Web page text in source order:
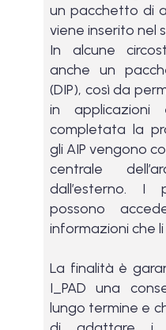
un pacchetto di
viene inserito nel
In alcune
anche un
(DIP), così da
in applicazioni
completata la
gli AIP vengono
centrale
dall’esterno. I
possono
informazioni che
La finalità è
I_PAD una
lungo termine e